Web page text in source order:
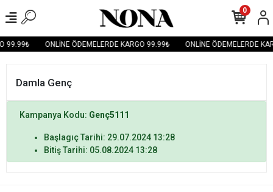
99.99₺ ONLİNE ÖDEMELERDE KARGO 99.99₺ ONLİNE ÖDEMELERDE
0
Damla Genç
Kampanya Kodu: Genç5111
Başlagıç Tarihi: 29.07.2024 13:28
Bitiş Tarihi: 05.08.2024 13:28